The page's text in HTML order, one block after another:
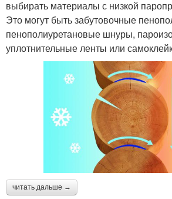
выбирать материалы с низкой
Это могут быть забутовочные
пенополиуретановые шнуры,
уплотнительные ленты или
читать дальше →